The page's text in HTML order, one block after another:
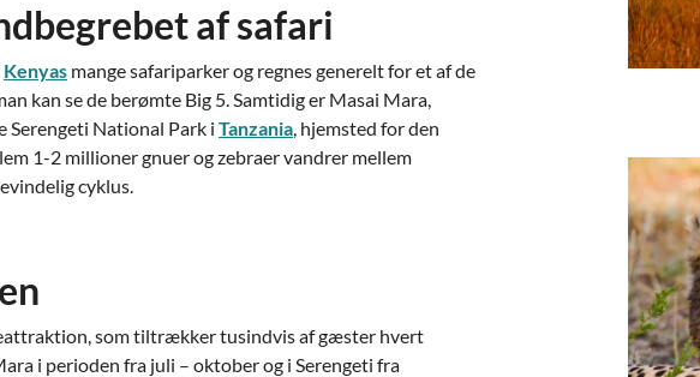
af safari
Kenyas mange safariparker og regnes generelt for et af de
kan se de berømte Big 5. Samtidig er Masai Mara,
Serengeti National Park i Tanzania, hjemsted for den
1-2 millioner gnuer og zebraer vandrer mellem
cyklus.
som tiltrækker tusindvis af gæster hvert
i perioden fra juli – oktober og i Serengeti fra